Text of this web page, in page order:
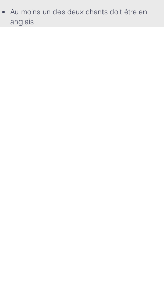
Au moins un des deux chants doit être en
anglais